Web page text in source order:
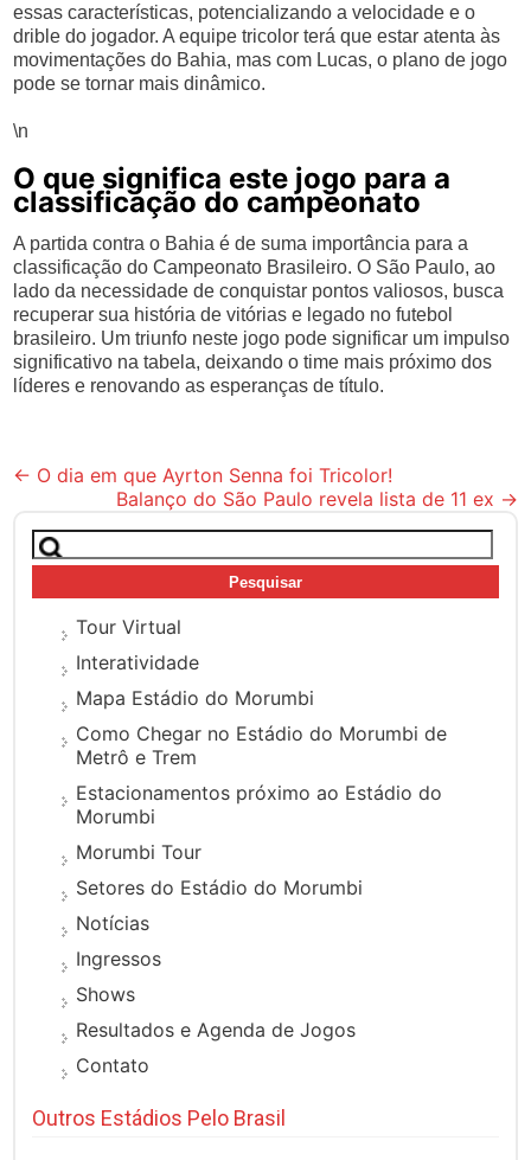
essas características, potencializando a velocidade e o
drible do jogador. A equipe tricolor terá que estar atenta às
movimentações do Bahia, mas com Lucas, o plano de jogo
pode se tornar mais dinâmico.
\n
O que significa este jogo para a
classificação do campeonato
A partida contra o Bahia é de suma importância para a
classificação do Campeonato Brasileiro. O São Paulo, ao
lado da necessidade de conquistar pontos valiosos, busca
recuperar sua história de vitórias e legado no futebol
brasileiro. Um triunfo neste jogo pode significar um impulso
significativo na tabela, deixando o time mais próximo dos
líderes e renovando as esperanças de título.
Post
navigation
← O dia em que Ayrton Senna foi Tricolor!
Balanço do São Paulo revela lista de 11 ex →
Pesquisar
por:
Tour Virtual
Interatividade
Mapa Estádio do Morumbi
Como Chegar no Estádio do Morumbi de
Metrô e Trem
Estacionamentos próximo ao Estádio do
Morumbi
Morumbi Tour
Setores do Estádio do Morumbi
Notícias
Ingressos
Shows
Resultados e Agenda de Jogos
Contato
Outros Estádios Pelo Brasil